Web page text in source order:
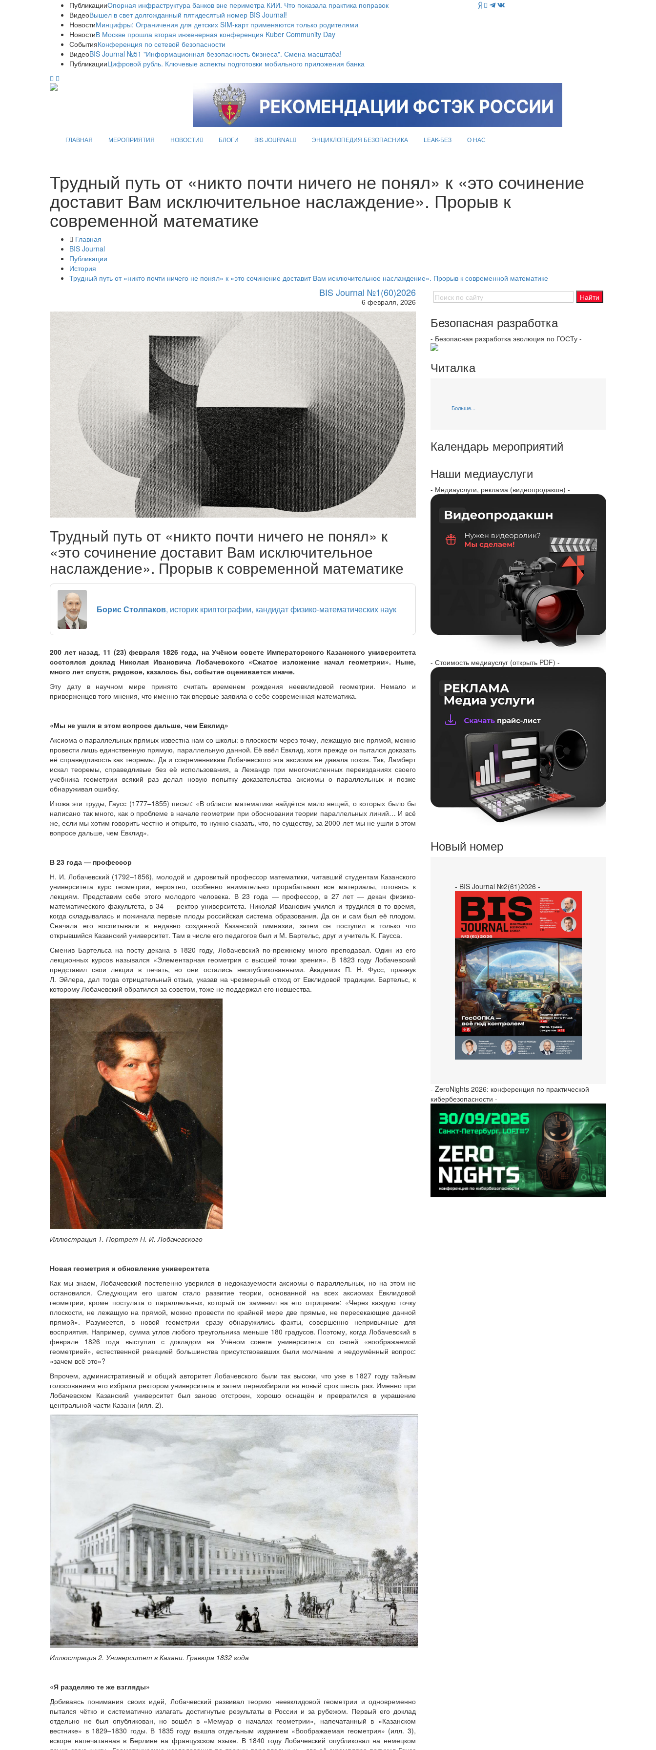
ПубликацииОпорная инфраструктура банков вне периметра КИИ. Что показала практика поправок
ВидеоВышел в свет долгожданный пятидесятый номер BIS Journal!
НовостиМинцифры: Ограничения для детских SIM-карт применяются только родителями
НовостиВ Москве прошла вторая инженерная конференция Kuber Community Day
СобытияКонференция по сетевой безопасности
ВидеоBIS Journal №51 "Информационная безопасность бизнеса". Смена масштаба!
ПубликацииЦифровой рубль. Ключевые аспекты подготовки мобильного приложения банка
ГЛАВНАЯ МЕРОПРИЯТИЯ НОВОСТИ БЛОГИ BIS JOURNAL ЭНЦИКЛОПЕДИЯ БЕЗОПАСНИКА LEAK-БЕЗ О НАС
Трудный путь от «никто почти ничего не понял» к «это сочинение
доставит Вам исключительное наслаждение». Прорыв к
современной математике
Главная
BIS Journal
Публикации
История
Трудный путь от «никто почти ничего не понял» к «это сочинение доставит Вам исключительное наслаждение». Прорыв к современной математике
BIS Journal №1(60)2026
6 февраля, 2026
Трудный путь от «никто почти ничего не понял» к
«это сочинение доставит Вам исключительное
наслаждение». Прорыв к современной математике
Борис Столпаков, историк криптографии, кандидат физико-математических наук
200 лет назад, 11 (23) февраля 1826 года, на Учёном совете Императорского Казанского университета
состоялся доклад Николая Ивановича Лобачевского «Сжатое изложение начал геометрии». Ныне,
много лет спустя, рядовое, казалось бы, событие оценивается иначе.
Эту дату в научном мире принято считать временем рождения неевклидовой геометрии. Немало и
приверженцев того мнения, что именно так впервые заявила о себе современная математика.
«Мы не ушли в этом вопросе дальше, чем Евклид»
Аксиома о параллельных прямых известна нам со школы: в плоскости через точку, лежащую вне прямой, можно
провести лишь единственную прямую, параллельную данной. Её ввёл Евклид, хотя прежде он пытался доказать
её справедливость как теоремы. Да и современникам Лобачевского эта аксиома не давала покоя. Так, Ламберт
искал теоремы, справедливые без её использования, а Лежандр при многочисленных переизданиях своего
учебника геометрии всякий раз делал новую попытку доказательства аксиомы о параллельных и позже
обнаруживал ошибку.
Итожа эти труды, Гаусс (1777–1855) писал: «В области математики найдётся мало вещей, о которых было бы
написано так много, как о проблеме в начале геометрии при обосновании теории параллельных линий… И всё
же, если мы хотим говорить честно и открыто, то нужно сказать, что, по существу, за 2000 лет мы не ушли в этом
вопросе дальше, чем Евклид».
В 23 года — профессор
Н. И. Лобачевский (1792–1856), молодой и даровитый профессор математики, читавший студентам Казанского
университета курс геометрии, вероятно, особенно внимательно прорабатывал все материалы, готовясь к
лекциям. Представим себе этого молодого человека. В 23 года — профессор, в 27 лет — декан физико-
математического факультета, в 34 — ректор университета. Николай Иванович учился и трудился в то время,
когда складывалась и пожинала первые плоды российская система образования. Да он и сам был её плодом.
Сначала его воспитывали в недавно созданной Казанской гимназии, затем он поступил в только что
открывшийся Казанский университет. Там в числе его педагогов был и М. Бартельс, друг и учитель К. Гаусса.
Сменив Бартельса на посту декана в 1820 году, Лобачевский по-прежнему много преподавал. Один из его
лекционных курсов назывался «Элементарная геометрия с высшей точки зрения». В 1823 году Лобачевский
представил свои лекции в печать, но они остались неопубликованными. Академик П. Н. Фусс, правнук
Л. Эйлера, дал тогда отрицательный отзыв, указав на чрезмерный отход от Евклидовой традиции. Бартельс, к
которому Лобачевский обратился за советом, тоже не поддержал его новшества.
Иллюстрация 1. Портрет Н. И. Лобачевского
Новая геометрия и обновление университета
Как мы знаем, Лобачевский постепенно уверился в недоказуемости аксиомы о параллельных, но на этом не
остановился. Следующим его шагом стало развитие теории, основанной на всех аксиомах Евклидовой
геометрии, кроме постулата о параллельных, который он заменил на его отрицание: «Через каждую точку
плоскости, не лежащую на прямой, можно провести по крайней мере две прямые, не пересекающие данной
прямой». Разумеется, в новой геометрии сразу обнаружились факты, совершенно непривычные для
восприятия. Например, сумма углов любого треугольника меньше 180 градусов. Поэтому, когда Лобачевский в
феврале 1826 года выступил с докладом на Учёном совете университета со своей «воображаемой
геометрией», естественной реакцией большинства присутствовавших были молчание и недоумённый вопрос:
«зачем всё это»?
Впрочем, административный и общий авторитет Лобачевского были так высоки, что уже в 1827 году тайным
голосованием его избрали ректором университета и затем переизбирали на новый срок шесть раз. Именно при
Лобачевском Казанский университет был заново отстроен, хорошо оснащён и превратился в украшение
центральной части Казани (илл. 2).
Иллюстрация 2. Университет в Казани. Гравюра 1832 года
«Я разделяю те же взгляды»
Добиваясь понимания своих идей, Лобачевский развивал теорию неевклидовой геометрии и одновременно
пытался чётко и систематично излагать достигнутые результаты в России и за рубежом. Первый его доклад
отдельно не был опубликован, но вошёл в «Мемуар о началах геометрии», напечатанный в «Казанском
вестнике» в 1829–1830 годы. В 1835 году вышла отдельным изданием «Воображаемая геометрия» (илл. 3),
вскоре напечатанная в Берлине на французском языке. В 1840 году Лобачевский опубликовал на немецком
Безопасная разработка
- Безопасная разработка эволюция по ГОСТу -
Читалка
Больше...
Календарь мероприятий
Наши медиауслуги
- Медиауслуги, реклама (видеопродакшн) -
- Стоимость медиауслуг (открыть PDF) -
Новый номер
- BIS Journal №2(61)2026 -
- ZeroNights 2026: конференция по практической
кибербезопасности -